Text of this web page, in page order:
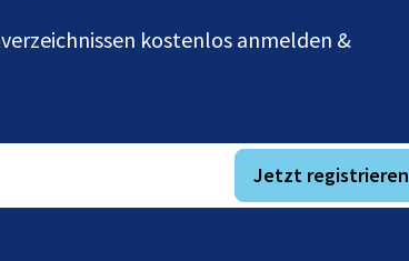
kostenlos anmelden &
Jetzt registrieren